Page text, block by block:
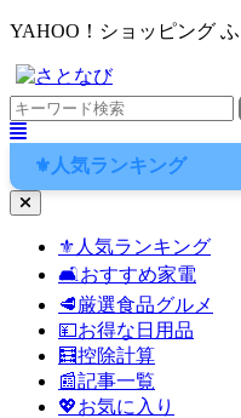
YAHOO！ショッピング
⚜️人気ランキング
ナ
⚜️人気ランキング
🛋️おすすめ家電
🥩厳選食品グルメ
💴お得な日用品
🧮控除計算
📰記事一覧
💖お気に入り